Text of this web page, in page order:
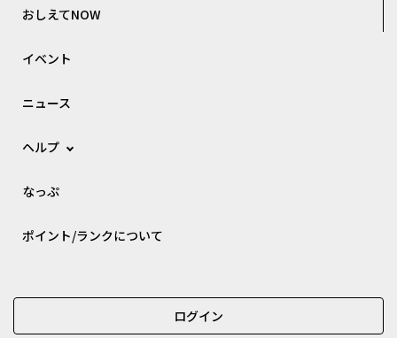
おしえてNOW
イベント
ニュース
ヘルプ
なっぷ
ポイント/ランクについて
ログイン